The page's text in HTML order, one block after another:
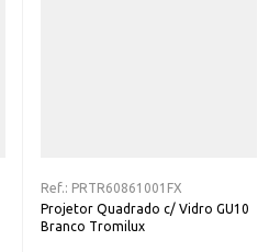
Ref.: PRTR60861001FX
Projetor Quadrado c/ Vidro GU10
Branco Tromilux